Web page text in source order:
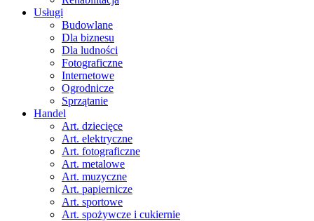
Usługi
Budowlane
Dla biznesu
Dla ludności
Fotograficzne
Internetowe
Ogrodnicze
Sprzątanie
Handel
Art. dziecięce
Art. elektryczne
Art. fotograficzne
Art. metalowe
Art. muzyczne
Art. papiernicze
Art. sportowe
Art. spożywcze i cukiernie